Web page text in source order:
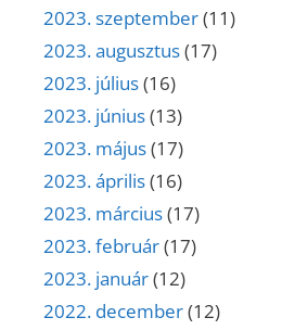
2023. szeptember(11)
2023. augusztus(17)
2023. július(16)
2023. június(13)
2023. május(17)
2023. április(16)
2023. március(17)
2023. február(17)
2023. január(12)
2022. december(12)